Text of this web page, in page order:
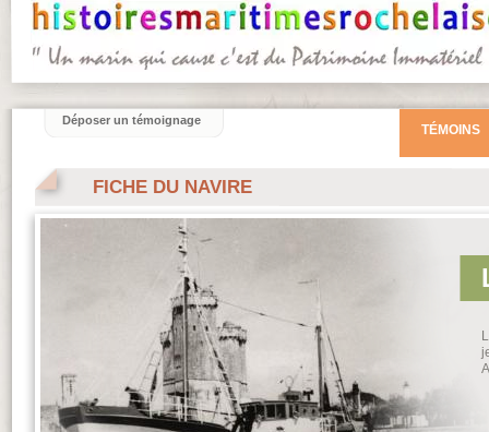
FICHE DU NAVIRE
TÉMOINS
Déposer un témoignage